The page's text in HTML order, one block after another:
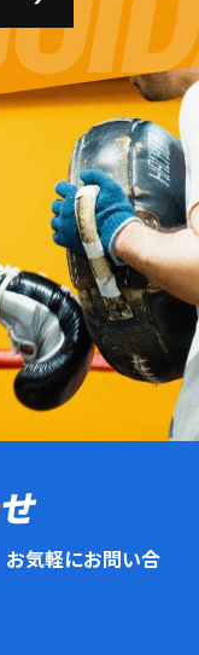
〜22:00 / 日・祝 14:00
気軽にお問い合